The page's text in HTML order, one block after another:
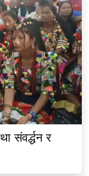
संवर्द्धन र